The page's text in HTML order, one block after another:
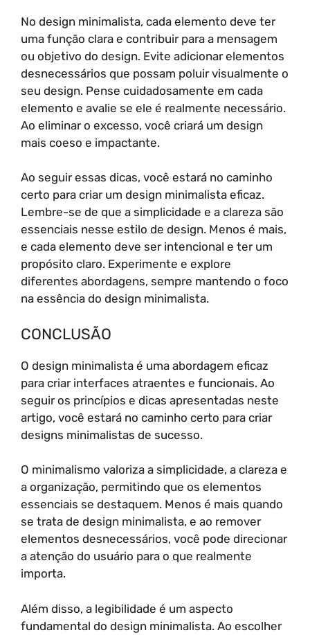
No design minimalista, cada elemento deve ter
uma função clara e contribuir para a mensagem
ou objetivo do design. Evite adicionar elementos
desnecessários que possam poluir visualmente o
seu design. Pense cuidadosamente em cada
elemento e avalie se ele é realmente necessário.
Ao eliminar o excesso, você criará um design
mais coeso e impactante.
Ao seguir essas dicas, você estará no caminho
certo para criar um design minimalista eficaz.
Lembre-se de que a simplicidade e a clareza são
essenciais nesse estilo de design. Menos é mais,
e cada elemento deve ser intencional e ter um
propósito claro. Experimente e explore
diferentes abordagens, sempre mantendo o foco
na essência do design minimalista.
CONCLUSÃO
O design minimalista é uma abordagem eficaz
para criar interfaces atraentes e funcionais. Ao
seguir os princípios e dicas apresentadas neste
artigo, você estará no caminho certo para criar
designs minimalistas de sucesso.
O minimalismo valoriza a simplicidade, a clareza e
a organização, permitindo que os elementos
essenciais se destaquem. Menos é mais quando
se trata de design minimalista, e ao remover
elementos desnecessários, você pode direcionar
a atenção do usuário para o que realmente
importa.
Além disso, a legibilidade é um aspecto
fundamental do design minimalista. Ao escolher